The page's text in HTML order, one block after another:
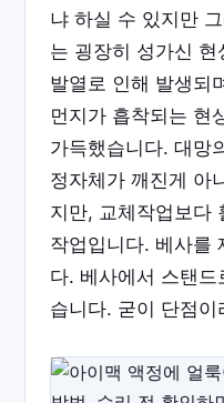
냐 하실 수 있지만
는 굉장히 성가신
발열로 인해 발생되
먼지가 흡착되는 현
가득했습니다. 대망
정자체가 깨진게 아
지만, 교체작업보다
작업입니다. 베사를
다. 베사에서 스탠
습니다. 굳이 단점